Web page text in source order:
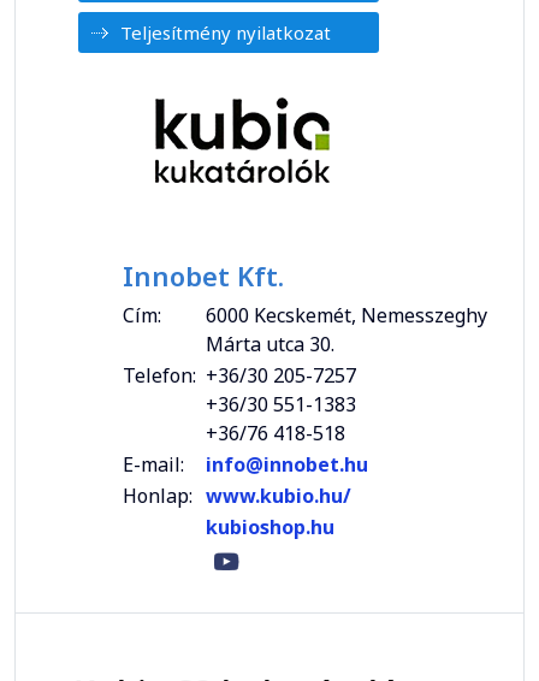
Teljesítmény nyilatkozat
Innobet Kft.
Cím:
6000 Kecskemét, Nemesszeghy
Márta utca 30.
Telefon: +36/30 205-7257
+36/30 551-1383
+36/76 418-518
E-mail:
info@innobet.hu
Honlap: www.kubio.hu/
kubioshop.hu